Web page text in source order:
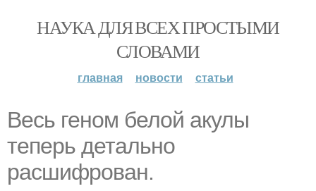
НАУКА ДЛЯ ВСЕХ ПРОСТЫМИ
СЛОВАМИ
главная новости статьи
Весь геном белой акулы
теперь детально
расшифрован.